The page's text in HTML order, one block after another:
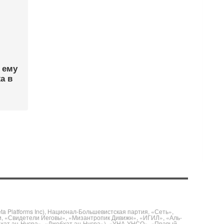
ему
в
Platforms Inc), Национал-Большевистская партия, «Сеть»,
«Свидетели Иеговы», «Мизантропик Дивижн», «ИГИЛ», «Аль-